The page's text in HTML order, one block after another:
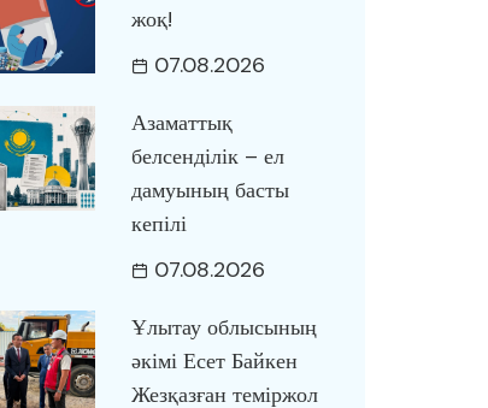
жоқ!
07.08.2026
Азаматтық
белсенділік – ел
дамуының басты
кепілі
07.08.2026
Ұлытау облысының
әкімі Есет Байкен
Жезқазған теміржол